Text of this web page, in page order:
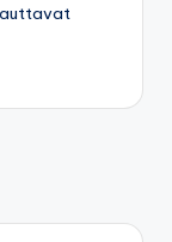
auttavat